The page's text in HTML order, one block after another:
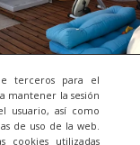
terceros para el
mantener la sesión
usuario, así como
de uso de la web.
cookies utilizadas
NOTICIAS